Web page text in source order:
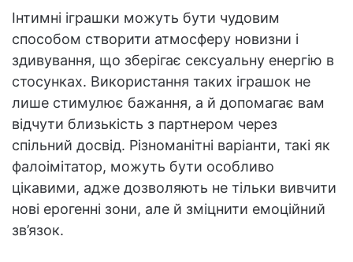
Інтимні іграшки можуть бути чудовим
способом створити атмосферу новизни і
здивування, що зберігає сексуальну енергію в
стосунках. Використання таких іграшок не
лише стимулює бажання, а й допомагає вам
відчути близькість з партнером через
спільний досвід. Різноманітні варіанти, такі як
фалоімітатор, можуть бути особливо
цікавими, адже дозволяють не тільки вивчити
нові ерогенні зони, але й зміцнити емоційний
зв’язок.